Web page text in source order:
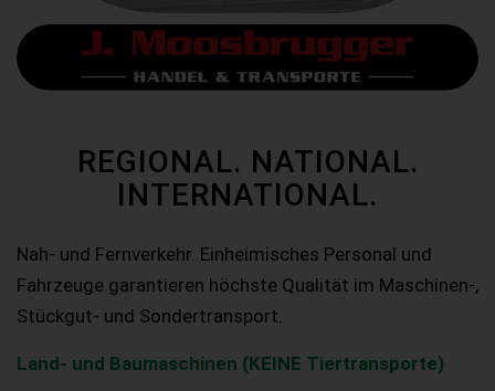
REGIONAL. NATIONAL.
INTERNATIONAL.
Nah- und Fernverkehr. Einheimisches Personal und
Fahrzeuge garantieren höchste Qualität im Maschinen-,
Stückgut- und Sondertransport.
Land- und Baumaschinen (KEINE Tiertransporte)